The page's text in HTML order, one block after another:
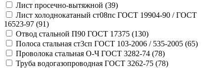
Лист просечно-вытяжной (39)
Лист холоднокатаный ст08пс ГОСТ 19904-90 / ГОСТ
16523-97 (91)
Отвод стальной П90 ГОСТ 17375 (130)
Полоса стальная ст3сп ГОСТ 103-2006 / 535-2005 (65)
Проволока стальная О-Ч ГОСТ 3282-74 (78)
Труба водогазопроводная ГОСТ 3262-75 (78)